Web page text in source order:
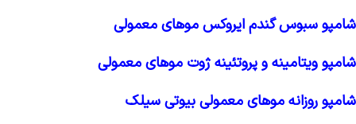
شامپو سبوس گندم ایروکس موهای معمولی
شامپو ویتامینه و پروتئینه ژوت موهای معمولی
شامپو روزانه موهای معمولی بیوتی سیلک